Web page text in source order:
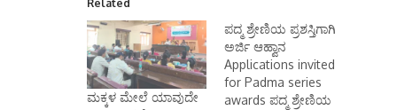
Related
ಮಕ್ಕಳ ಮೇಲೆ ಯಾವುದೇ
ಪದ್ಮ ಶ್ರೇಣಿಯ ಪ್ರಶಸ್ತಿಗಾಗಿ
ಅರ್ಜಿ ಆಹ್ವಾನ
Applications invited
for Padma series
awards ಪದ್ಮ ಶ್ರೇಣಿಯ